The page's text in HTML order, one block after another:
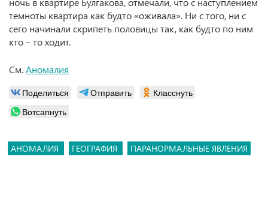
темноты квартира как будто «оживала». Ни с того, ни с
сего начинали скрипеть половицы так, как будто по ним
кто – то ходит.
См.Аномалия
Поделиться Отправить
Класснуть
Вотсапнуть
АНОМАЛИЯ ГЕОГРАФИЯ ПАРАНОРМАЛЬНЫЕ ЯВЛЕНИЯ